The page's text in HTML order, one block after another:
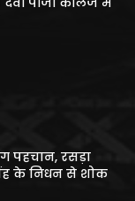
पहचान, रसड़ा
के निधन से शोक